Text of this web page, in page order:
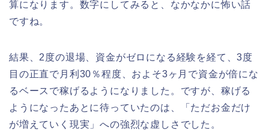
算になります。数字にしてみると、なかなかに怖い話
ですね。
結果、2度の退場、資金がゼロになる経験を経て、3度
目の正直で月利30％程度、およそ3ヶ月で資金が倍にな
るベースで稼げるようになりました。ですが、稼げる
ようになったあとに待っていたのは、「ただお金だけ
が増えていく現実」への強烈な虚しさでした。